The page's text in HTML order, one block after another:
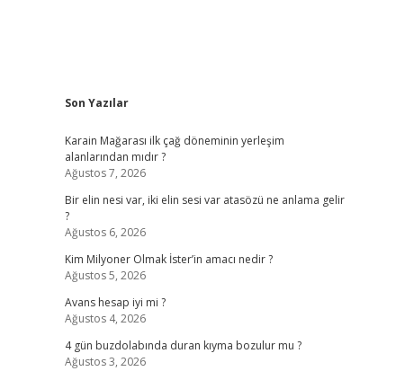
Sidebar
Son Yazılar
Karain Mağarası ilk çağ döneminin yerleşim
alanlarından mıdır ?
Ağustos 7, 2026
Bir elin nesi var, iki elin sesi var atasözü ne anlama gelir
?
Ağustos 6, 2026
Kim Milyoner Olmak İster’in amacı nedir ?
Ağustos 5, 2026
Avans hesap iyi mi ?
Ağustos 4, 2026
4 gün buzdolabında duran kıyma bozulur mu ?
Ağustos 3, 2026